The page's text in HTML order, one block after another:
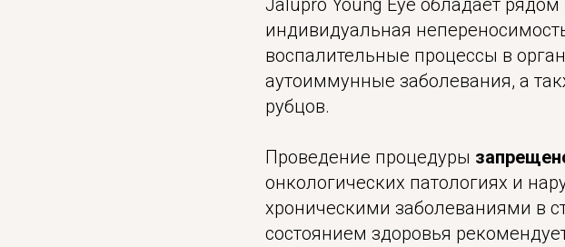
Jalupro Young Eye обладает рядом
индивидуальная
воспалительные процессы в
аутоиммунные заболевания, а
рубцов.
Проведение процедуры
онкологических патологиях и
хроническими заболеваниями в
состоянием здоровья